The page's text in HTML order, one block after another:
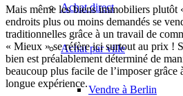
Achat direct
Achat par ville
Vendre à Berlin
Mais même les biens immobiliers plutôt
endroits plus ou moins demandés se
traditionnelles grâce à un travail de
« Mieux » se réfère ici surtout au prix !
bien est préalablement déterminé de
beaucoup plus facile de l’imposer grâce
longue expérience.